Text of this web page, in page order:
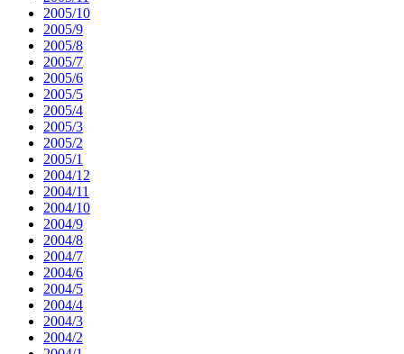
2005/10
2005/9
2005/8
2005/7
2005/6
2005/5
2005/4
2005/3
2005/2
2005/1
2004/12
2004/11
2004/10
2004/9
2004/8
2004/7
2004/6
2004/5
2004/4
2004/3
2004/2